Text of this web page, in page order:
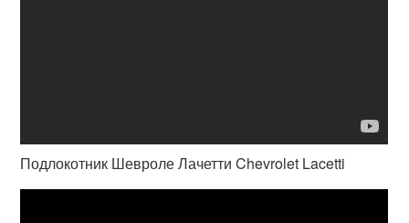
Подлокотник Шевроле Лачетти Chevrolet Lacetti